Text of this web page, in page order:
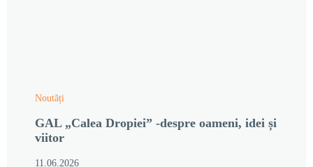
Noutăți
GAL „Calea Dropiei” -despre oameni, idei și
viitor
11.06.2026